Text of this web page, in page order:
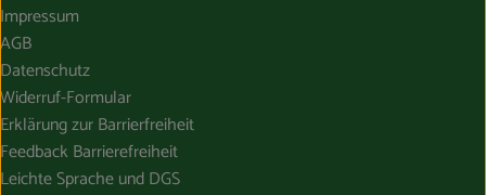
Impressum
AGB
Datenschutz
Widerruf-Formular
Erklärung zur Barrierfreiheit
Feedback Barrierefreiheit
Leichte Sprache und DGS